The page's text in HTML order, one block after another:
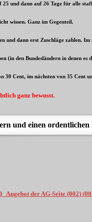
25 und dann auf 26 Tage für alle
wissen. Ganz im Gegenteil.
und dann erst Zuschläge zahlen.
(in den Bundesländern in denen es
30 Cent, im nächsten von 35 Cent
ganz bewusst.
und einen
der AG-Seite (002)